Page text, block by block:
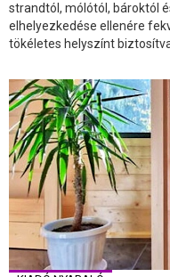
strandtól, mólótól, bároktól
elhelyezkedése ellenére
tökéletes helyszínt